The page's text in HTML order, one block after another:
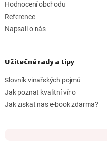
Hodnocení obchodu
Reference
Napsali o nás
Užitečné rady a tipy
Slovník vinařských pojmů
Jak poznat kvalitní víno
Jak získat náš e-book zdarma?